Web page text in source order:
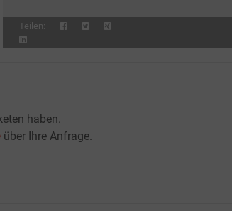
Teilen:
haben.
über Ihre Anfrage.